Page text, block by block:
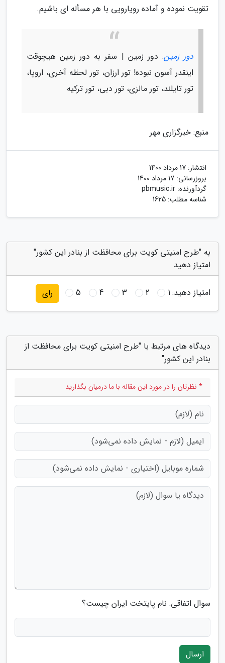
تقویت نموده و آماده رویارویی با هر مسأله ای باشیم.
دور زمین: دور زمین | سفر به دور زمین هیچوقت
اینقدر آسون نبوده! تور ارزان، تور لحظه آخری، اروپا،
تور تایلند، تور مالزی، تور دبی، تور ترکیه
منبع: خبرگزاری مهر
انتشار: 17 مرداد 1400
بروزرسانی: 17 مرداد 1400
گردآورنده: pbmusic.ir
شناسه مطلب: 1625
به "طرح امنیتی کویت برای محافظت از بنادر این کشور"
امتیاز دهید
امتیاز دهید:1
2
3
4
5 رای
دیدگاه های مرتبط با "طرح امنیتی کویت برای محافظت از
بنادر این کشور"
* نظرتان را در مورد این مقاله با ما درمیان بگذارید
سوال اتفاقی: نام پایتخت ایران چیست؟
ارسال